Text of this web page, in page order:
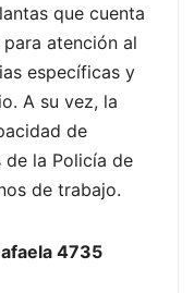
que cuenta
atención al
específicas y
A su vez, la
de
la Policía de
de trabajo.
4735